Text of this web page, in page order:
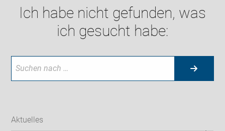
Ich habe nicht gefunden, was
ich gesucht habe:
Aktuelles